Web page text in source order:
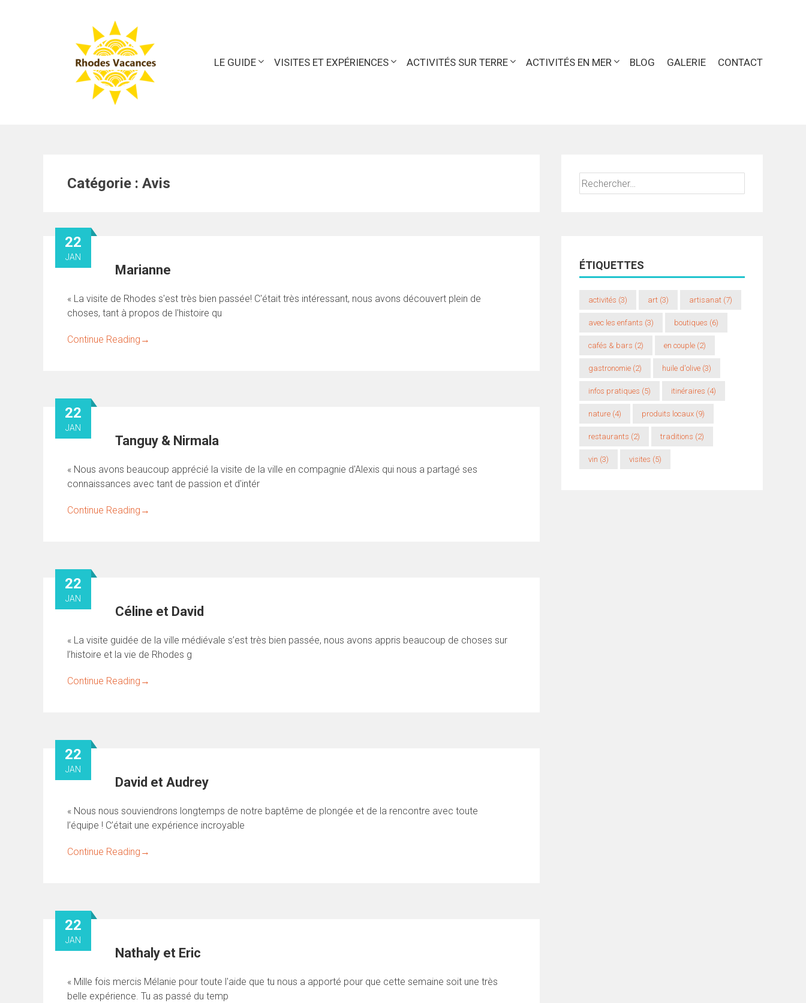
LE GUIDE VISITES ET EXPÉRIENCES ACTIVITÉS SUR TERRE ACTIVITÉS EN MER BLOG GALERIE CONTACT
Catégorie : Avis
22
JAN
Marianne
« La visite de Rhodes s'est très bien passée! C'était très intéressant, nous avons découvert plein de
choses, tant à propos de l'histoire qu
Continue Reading →
22
JAN
Tanguy & Nirmala
« Nous avons beaucoup apprécié la visite de la ville en compagnie d'Alexis qui nous a partagé ses
connaissances avec tant de passion et d'intér
Continue Reading →
22
JAN
Céline et David
« La visite guidée de la ville médiévale s’est très bien passée, nous avons appris beaucoup de choses sur
l’histoire et la vie de Rhodes g
Continue Reading →
22
JAN
David et Audrey
« Nous nous souviendrons longtemps de notre baptême de plongée et de la rencontre avec toute
l’équipe ! C’était une expérience incroyable
Continue Reading →
22
JAN
Nathaly et Eric
« Mille fois mercis Mélanie pour toute l'aide que tu nous a apporté pour que cette semaine soit une très
belle expérience. Tu as passé du temp
Rechercher :
ÉTIQUETTES
activités (3) art (3) artisanat (7)
avec les enfants (3) boutiques (6)
cafés & bars (2) en couple (2)
gastronomie (2) huile d'olive (3)
infos pratiques (5) itinéraires (4)
nature (4) produits locaux (9)
restaurants (2) traditions (2)
vin (3) visites (5)